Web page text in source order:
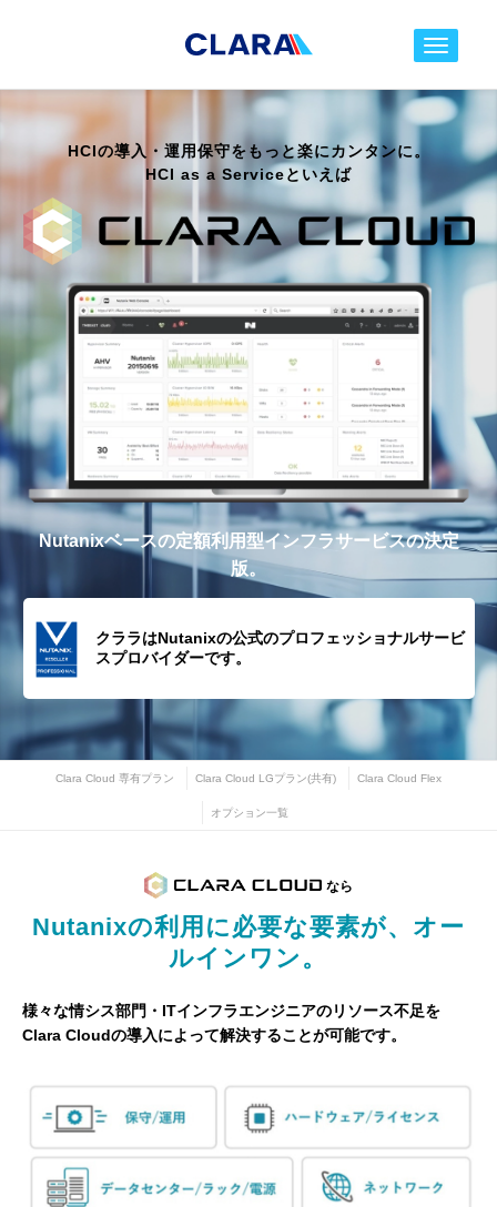
toggle
HCIの導入・運用保守をもっと楽にカンタンに。
HCI as a Serviceといえば
Nutanixベースの定額利用型インフラサービスの決定
版。
クララはNutanixの公式のプロフェッショナルサービ
スプロバイダーです。
Clara Cloud 専有プラン Clara Cloud LGプラン(共有) Clara Cloud Flex
オプション一覧
なら
Nutanixの利用に必要な要素が、オー
ルインワン。
様々な情シス部門・ITインフラエンジニアのリソース不足を
Clara Cloudの導入によって解決することが可能です。